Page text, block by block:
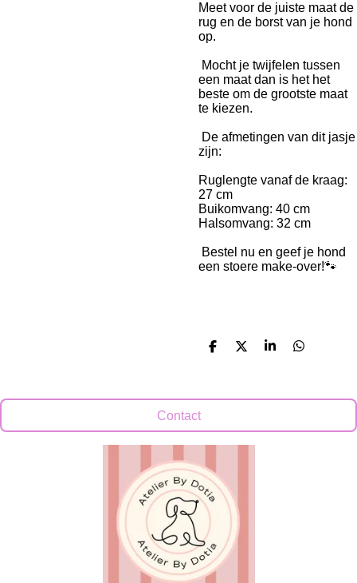
Meet voor de juiste maat de
rug en de borst van je hond
op.
Mocht je twijfelen tussen
een maat dan is het het
beste om de grootste maat
te kiezen.
De afmetingen van dit jasje
zijn:
Ruglengte vanaf de kraag:
27 cm
Buikomvang: 40 cm
Halsomvang: 32 cm
Bestel nu en geef je hond
een stoere make-over!🐾
D
n
D
S
e
D
n
Contact